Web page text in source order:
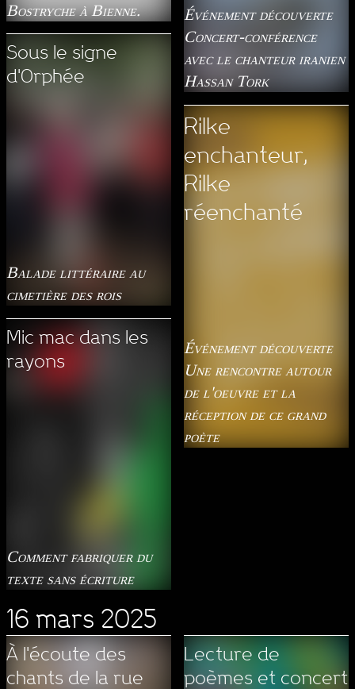
Bostryche à Bienne.
Sous le signe
d'Orphée
Balade littéraire au
cimetière des rois
Mic mac dans les
rayons
Comment fabriquer du
texte sans écriture
Événement découverte
Concert-conférence
avec le chanteur iranien
Hassan Tork
Rilke
enchanteur,
Rilke
réenchanté
Événement découverte
Une rencontre autour
de l'oeuvre et la
réception de ce grand
poète
16 mars 2025
À l'écoute des
chants de la rue
Lecture de
poèmes et concert